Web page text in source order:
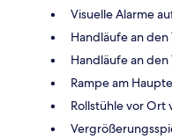
Visuelle Alarme
Handläufe an
Handläufe an
Rampe am
Rollstühle vor Ort